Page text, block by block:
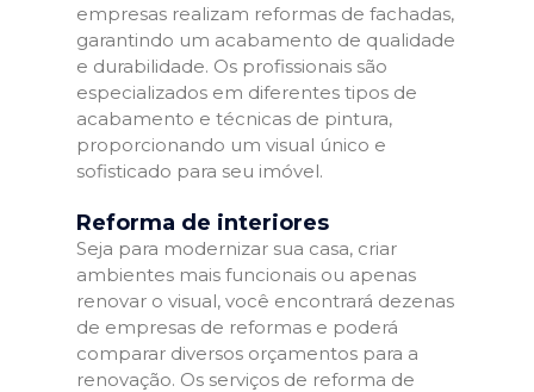
empresas realizam reformas de fachadas,
garantindo um acabamento de qualidade
e durabilidade. Os profissionais são
especializados em diferentes tipos de
acabamento e técnicas de pintura,
proporcionando um visual único e
sofisticado para seu imóvel.
Reforma de interiores
Seja para modernizar sua casa, criar
ambientes mais funcionais ou apenas
renovar o visual, você encontrará dezenas
de empresas de reformas e poderá
comparar diversos orçamentos para a
renovação. Os serviços de reforma de